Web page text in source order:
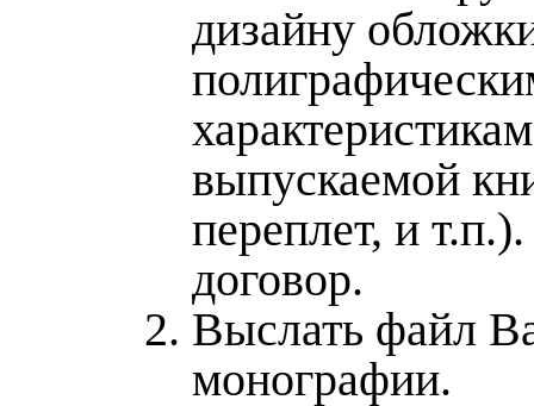
дизайну
характеристикам
выпускаемой
переплет, и
договор.
Выслать файл
монографии.